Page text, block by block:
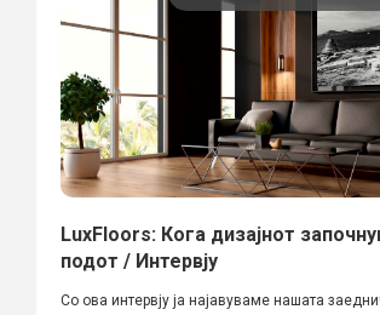
LuxFloors: Кога дизајнот
подот / Интервју
Со ова интервју ја најавуваме нашата